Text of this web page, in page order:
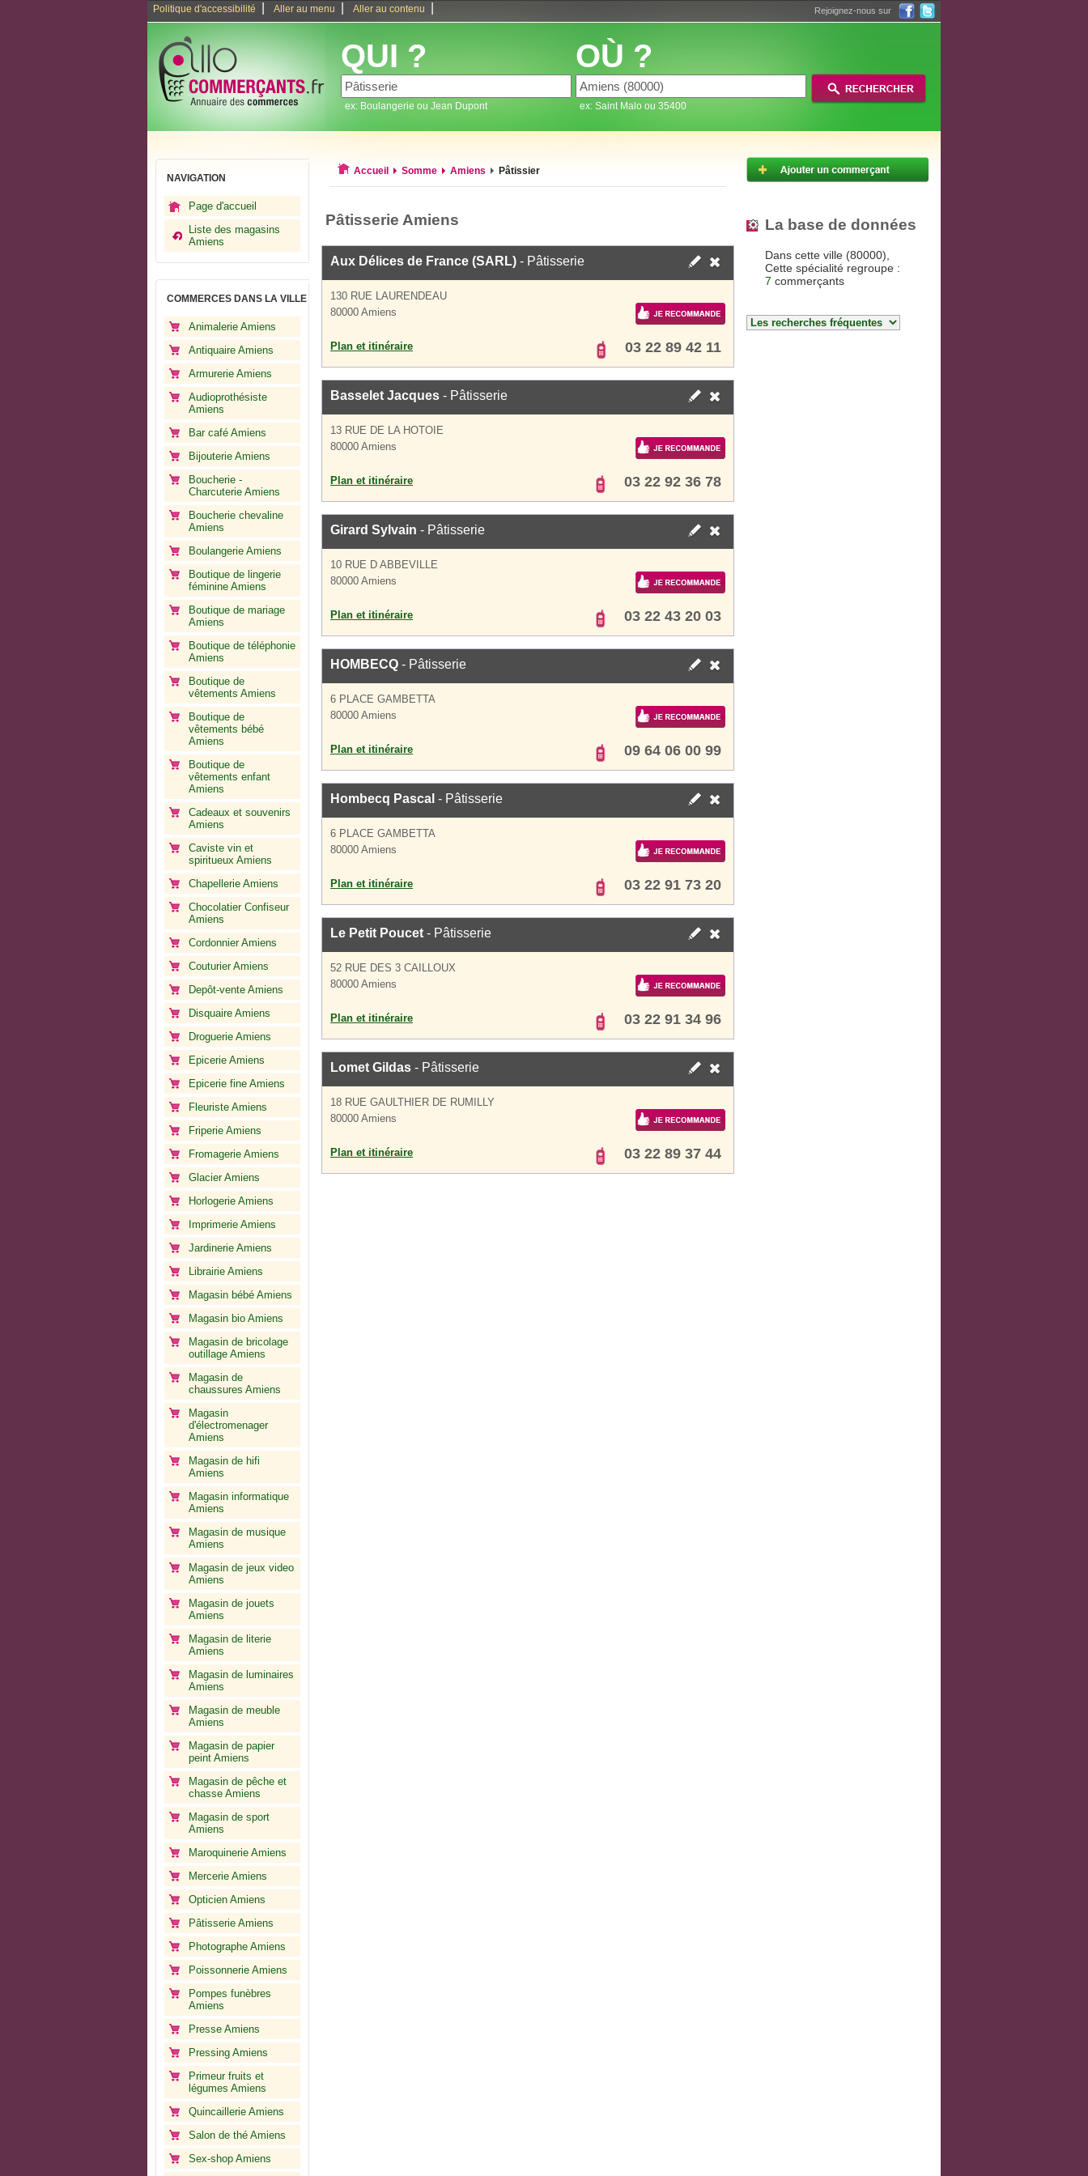
Politique d'accessibilité Aller au menu Aller au contenu Rejoignez-nous sur
QUI ?
ex: Boulangerie ou Jean Dupont
OÙ ?
ex: Saint Malo ou 35400
NAVIGATION
Page d'accueil
Liste des magasins
Amiens
COMMERCES DANS LA VILLE
Animalerie Amiens
Antiquaire Amiens
Armurerie Amiens
Audioprothésiste
Amiens
Bar café Amiens
Bijouterie Amiens
Boucherie -
Charcuterie Amiens
Boucherie chevaline
Amiens
Boulangerie Amiens
Boutique de lingerie
féminine Amiens
Boutique de mariage
Amiens
Boutique de téléphonie
Amiens
Boutique de
vêtements Amiens
Boutique de
vêtements bébé
Amiens
Boutique de
vêtements enfant
Amiens
Cadeaux et souvenirs
Amiens
Caviste vin et
spiritueux Amiens
Chapellerie Amiens
Chocolatier Confiseur
Amiens
Cordonnier Amiens
Couturier Amiens
Depôt-vente Amiens
Disquaire Amiens
Droguerie Amiens
Epicerie Amiens
Epicerie fine Amiens
Fleuriste Amiens
Friperie Amiens
Fromagerie Amiens
Glacier Amiens
Horlogerie Amiens
Imprimerie Amiens
Jardinerie Amiens
Librairie Amiens
Magasin bébé Amiens
Magasin bio Amiens
Magasin de bricolage
outillage Amiens
Magasin de
chaussures Amiens
Magasin
d'électromenager
Amiens
Magasin de hifi
Amiens
Magasin informatique
Amiens
Magasin de musique
Amiens
Magasin de jeux video
Amiens
Magasin de jouets
Amiens
Magasin de literie
Amiens
Magasin de luminaires
Amiens
Magasin de meuble
Amiens
Magasin de papier
peint Amiens
Magasin de pêche et
chasse Amiens
Magasin de sport
Amiens
Maroquinerie Amiens
Mercerie Amiens
Opticien Amiens
Pâtisserie Amiens
Photographe Amiens
Poissonnerie Amiens
Pompes funèbres
Amiens
Presse Amiens
Pressing Amiens
Primeur fruits et
légumes Amiens
Quincaillerie Amiens
Salon de thé Amiens
Sex-shop Amiens
Accueil Somme Amiens Pâtissier
Pâtisserie Amiens
Aux Délices de France (SARL) - Pâtisserie
130 RUE LAURENDEAU
80000 Amiens
Plan et itinéraire 03 22 89 42 11
Basselet Jacques - Pâtisserie
13 RUE DE LA HOTOIE
80000 Amiens
Plan et itinéraire 03 22 92 36 78
Girard Sylvain - Pâtisserie
10 RUE D ABBEVILLE
80000 Amiens
Plan et itinéraire 03 22 43 20 03
HOMBECQ - Pâtisserie
6 PLACE GAMBETTA
80000 Amiens
Plan et itinéraire 09 64 06 00 99
Hombecq Pascal - Pâtisserie
6 PLACE GAMBETTA
80000 Amiens
Plan et itinéraire 03 22 91 73 20
Le Petit Poucet - Pâtisserie
52 RUE DES 3 CAILLOUX
80000 Amiens
Plan et itinéraire 03 22 91 34 96
Lomet Gildas - Pâtisserie
18 RUE GAULTHIER DE RUMILLY
80000 Amiens
Plan et itinéraire 03 22 89 37 44
La base de données
Dans cette ville (80000),
Cette spécialité regroupe :
7 commerçants